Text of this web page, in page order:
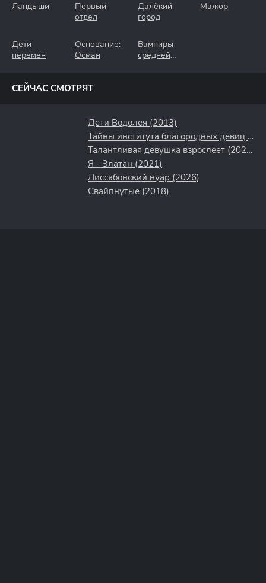
Ландыши
Первый
отдел
Далёкий
город
Мажор
Дети
перемен
Основание:
Осман
Вампиры
средней
СЕЙЧАС СМОТРЯТ
Дети Водолея (2013)
Тайны института благородных девиц (2013)
Талантливая девушка взрослеет (2024)
Я - Златан (2021)
Лиссабонский нуар (2026)
Свайпнутые (2018)